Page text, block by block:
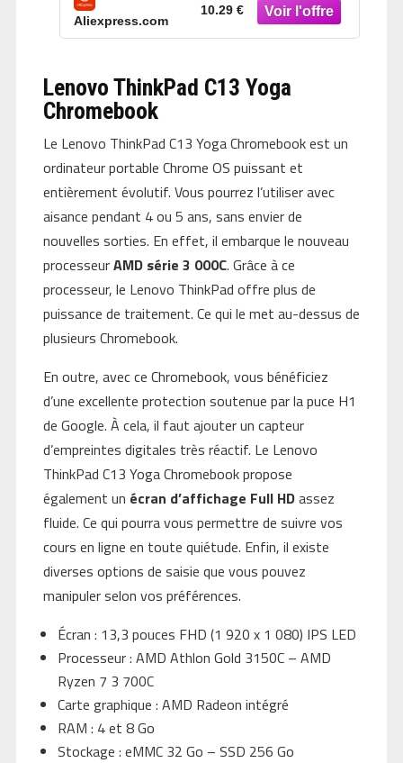
Chromebook 11 G4 G5 EE 14 G3
Aliexpress.com
10.29 €
Lenovo ThinkPad C13 Yoga
Chromebook
Le Lenovo ThinkPad C13 Yoga Chromebook est un
ordinateur portable Chrome OS puissant et
entièrement évolutif. Vous pourrez l’utiliser avec
aisance pendant 4 ou 5 ans, sans envier de
nouvelles sorties. En effet, il embarque le nouveau
processeurAMD série 3 000C. Grâce à ce
processeur, le Lenovo ThinkPad offre plus de
puissance de traitement. Ce qui le met au-dessus de
plusieurs Chromebook.
En outre, avec ce Chromebook, vous bénéficiez
d’une excellente protection soutenue par la puce H1
de Google. À cela, il faut ajouter un capteur
d’empreintes digitales très réactif. Le Lenovo
ThinkPad C13 Yoga Chromebook propose
également un écran d’affichage Full HDassez
fluide. Ce qui pourra vous permettre de suivre vos
cours en ligne en toute quiétude. Enfin, il existe
diverses options de saisie que vous pouvez
manipuler selon vos préférences.
Écran : 13,3 pouces FHD (1 920 x 1 080) IPS LED
Processeur : AMD Athlon Gold 3150C – AMD
Ryzen 7 3 700C
Carte graphique : AMD Radeon intégré
RAM : 4 et 8 Go
Stockage : eMMC 32 Go – SSD 256 Go